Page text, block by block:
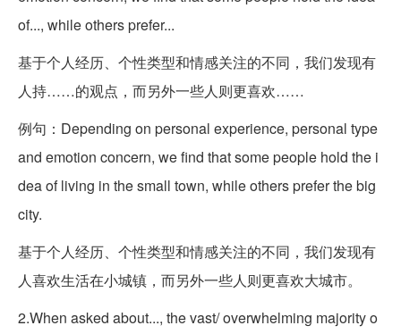
of..., while others prefer...
基于个人经历、个性类型和情感关注的不同，我们发现有
人持……的观点，而另外一些人则更喜欢……
例句：Depending on personal experience, personal type
and emotion concern, we find that some people hold the i
dea of living in the small town, while others prefer the big
city.
基于个人经历、个性类型和情感关注的不同，我们发现有
人喜欢生活在小城镇，而另外一些人则更喜欢大城市。
2.When asked about..., the vast/ overwhelming majority o